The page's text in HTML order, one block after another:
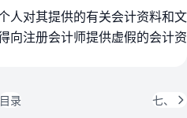
人对其提供的有关会计资料和文
向注册会计师提供虚假的会计资
目录 七、